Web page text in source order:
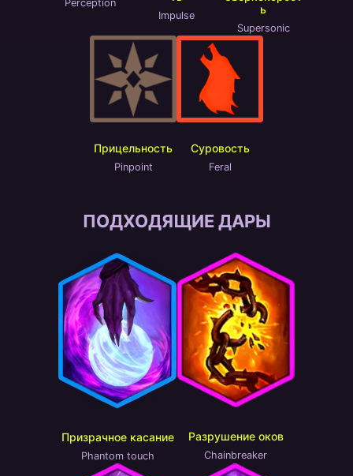
Perception
Impulse
ь
Supersonic
Прицельность
Pinpoint
Суровость
Feral
ПОДХОДЯЩИЕ ДАРЫ
Призрачное касание
Phantom touch
Разрушение оков
Chainbreaker